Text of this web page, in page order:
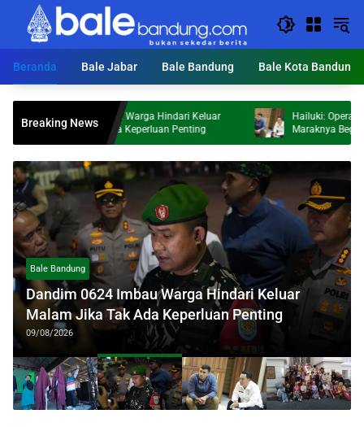
Langsung
konten
Beranda
Bale Jabar Bale Bandung Bale Kota Bandung
Breaking News
Imbau Warga Hindari Keluar
Tak Ada Keperluan Penting
Hailuki: Operasi Berskala Besar
Maraknya Begal dan Peredaran
Bale Bandung
Dandim 0624 Imbau Warga Hindari Keluar
Malam Jika Tak Ada Keperluan Penting
09/08/2026